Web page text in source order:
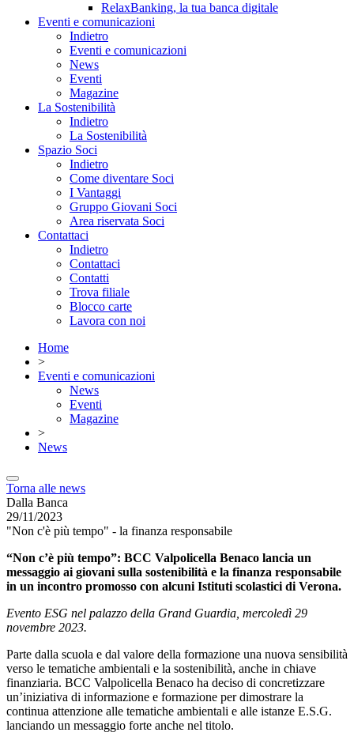
RelaxBanking, la tua banca digitale
Eventi e comunicazioni
Indietro
Eventi e comunicazioni
News
Eventi
Magazine
La Sostenibilità
Indietro
La Sostenibilità
Spazio Soci
Indietro
Come diventare Soci
I Vantaggi
Gruppo Giovani Soci
Area riservata Soci
Contattaci
Indietro
Contattaci
Contatti
Trova filiale
Blocco carte
Lavora con noi
Home
>
Eventi e comunicazioni
News
Eventi
Magazine
>
News
Torna alle news
Dalla Banca
29/11/2023
"Non c'è più tempo" - la finanza responsabile
“Non c’è più tempo”: BCC Valpolicella Benaco lancia un
messaggio ai giovani sulla sostenibilità e la finanza responsabile
in un incontro promosso con alcuni Istituti scolastici di Verona.
Evento ESG nel palazzo della Grand Guardia, mercoledì 29
novembre 2023.
Parte dalla scuola e dal valore della formazione una nuova sensibilità
verso le tematiche ambientali e la sostenibilità, anche in chiave
finanziaria. BCC Valpolicella Benaco ha deciso di concretizzare
un’iniziativa di informazione e formazione per dimostrare la
continua attenzione alle tematiche ambientali e alle istanze E.S.G.
lanciando un messaggio forte anche nel titolo.